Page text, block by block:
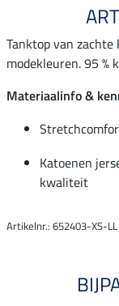
Tanktop van
modekleuren. 95 %
Materiaalinfo &
Katoenen
kwaliteit
Artikelnr.: 652403-XS-LL